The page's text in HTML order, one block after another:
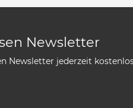
Newsletter
Newsletter jederzeit